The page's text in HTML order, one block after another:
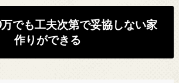
でも工夫次第で妥協しない家
作りができる